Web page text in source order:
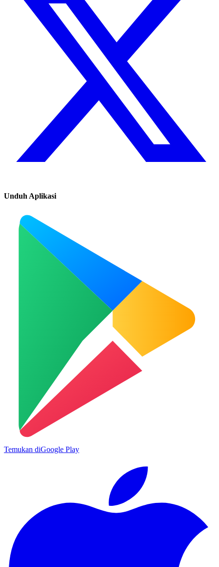
Unduh Aplikasi
Temukan diGoogle Play